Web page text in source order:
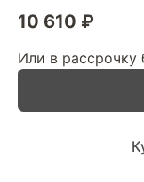
10 610 ₽
Или в рассрочку